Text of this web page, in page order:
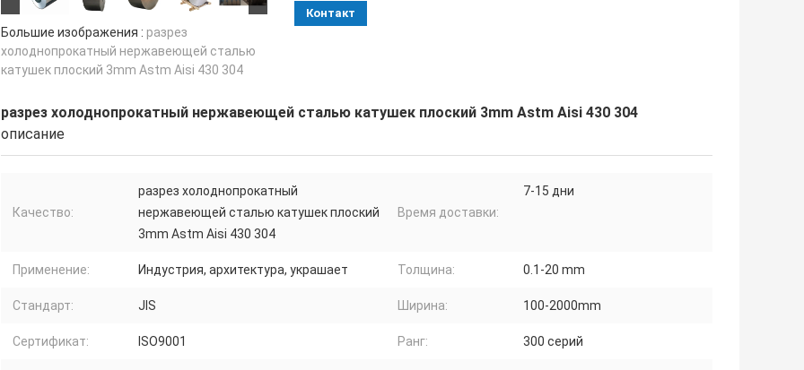
Большие изображения : разрез
холоднопрокатный нержавеющей сталью
катушек плоский 3mm Astm Aisi 430 304
Контакт
разрез холоднопрокатный нержавеющей сталью катушек плоский 3mm Astm Aisi 430 304
описание
Качество:
разрез холоднопрокатный
нержавеющей сталью катушек плоский
3mm Astm Aisi 430 304
Время доставки:
7-15 дни
Применение: Индустрия, архитектура, украшает Толщина: 0.1-20 mm
Стандарт: JIS Ширина: 100-2000mm
Сертификат: ISO9001 Ранг: 300 серий